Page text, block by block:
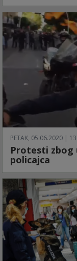
PETAK, 05.06.2020 |
Protesti zbog
policajca